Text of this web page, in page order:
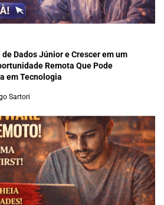
Dados Júnior e Crescer em um
Remota Que Pode
em Tecnologia
Sartori